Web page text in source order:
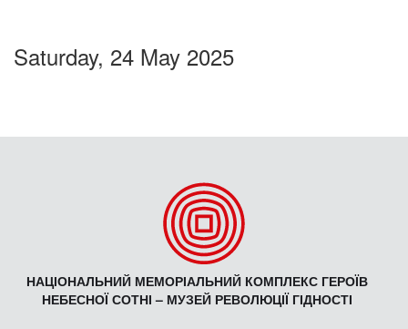
Saturday, 24 May 2025
НАЦІОНАЛЬНИЙ МЕМОРІАЛЬНИЙ КОМПЛЕКС ГЕРОЇВ
НЕБЕСНОЇ СОТНІ – МУЗЕЙ РЕВОЛЮЦІЇ ГІДНОСТІ